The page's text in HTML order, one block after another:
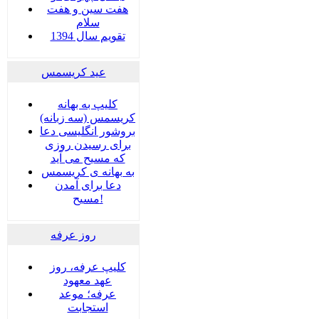
هفت سين و هفت
سلام
تقویم سال 1394
عید کریسمس
کلیپ به بهانه
کریسمس (سه زبانه)
بروشور انگلیسی دعا
برای رسیدن روزی
که مسیح می آید
به بهانه ی کریسمس
دعا برای آمدن
مسیح!
روز عرفه
کلیپ عرفه، روز
عهد معهود
عرفه؛ موعد
استجابت